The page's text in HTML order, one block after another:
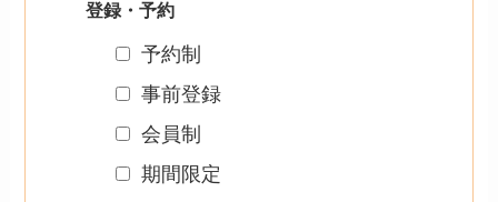
登録・予約
予約制
事前登録
会員制
期間限定